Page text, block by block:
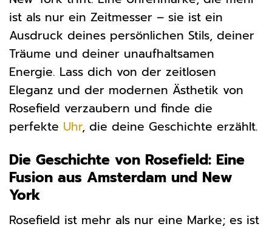
ist als nur ein Zeitmesser – sie ist ein
Ausdruck deines persönlichen Stils, deiner
Träume und deiner unaufhaltsamen
Energie. Lass dich von der zeitlosen
Eleganz und der modernen Ästhetik von
Rosefield verzaubern und finde die
perfekte Uhr, die deine Geschichte erzählt.
Die Geschichte von Rosefield: Eine
Fusion aus Amsterdam und New
York
Rosefield ist mehr als nur eine Marke; es ist